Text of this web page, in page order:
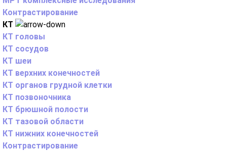
Контрастирование
КТ
КТ головы
КТ сосудов
КТ шеи
КТ верхних конечностей
КТ органов грудной клетки
КТ позвоночника
КТ брюшной полости
КТ тазовой области
КТ нижних конечностей
Контрастирование